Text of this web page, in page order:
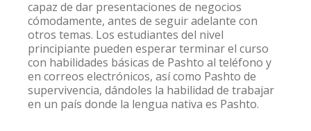
capaz de dar presentaciones de negocios
cómodamente, antes de seguir adelante con
otros temas. Los estudiantes del nivel
principiante pueden esperar terminar el curso
con habilidades básicas de Pashto al teléfono y
en correos electrónicos, así como Pashto de
supervivencia, dándoles la habilidad de trabajar
en un país donde la lengua nativa es Pashto.